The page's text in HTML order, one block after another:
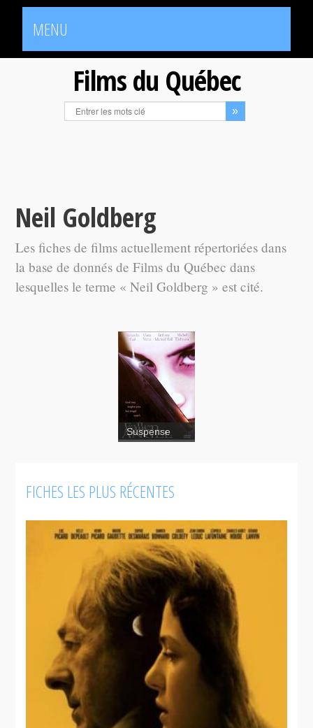
MENU
Films du Québec
Neil Goldberg
Les fiches de films actuellement répertoriées dans
la base de donnés de Films du Québec dans
lesquelles le terme « Neil Goldberg » est cité.
Eternal
Suspense
FICHES LES PLUS RÉCENTES